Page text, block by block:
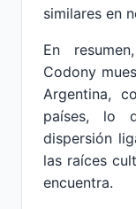
similares en
En
Codony
Argentina,
países, lo
dispersión
las raíces
encuentra.